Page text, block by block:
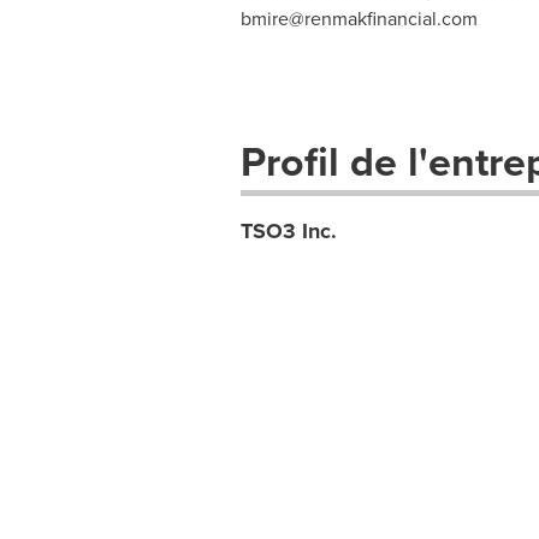
bmire@renmakfinancial.com
Profil de
TSO3 Inc.